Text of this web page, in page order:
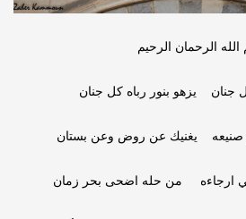
الرحمان الرحيم
جنان يزهو بنور رباه كل جنان
صنيعه يغنيك عن روض وعن بستان
ارجاءه من حله اضحى بحر زمان